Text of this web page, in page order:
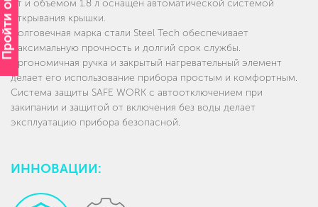
Вт и объемом 1.8 л оснащён автоматической системой
открывания крышки.
Долговечная марка стали Steel Tech обеспечивает
максимальную прочность и долгий срок службы.
Эргономичная ручка и закрытый нагревательный элемент
делает его использование прибора простым и комфортным.
Система защиты SAFE WORK с автоотключением при
закипании и защитой от включения без воды делает
эксплуатацию прибора безопасной.
ИННОВАЦИИ: